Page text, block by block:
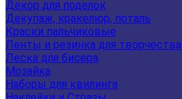
Декор для поделок
Декупаж, кракелюр, поталь
Краски пальчиковые
Ленты и резинка для творчества
Леска для бисера
Мозайка
Наборы для квилинга